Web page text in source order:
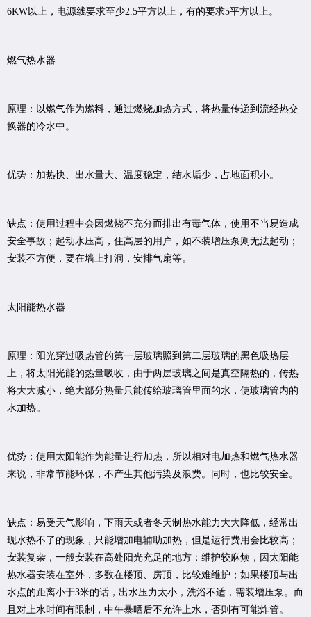
6KW以上，电源线要求至少2.5平方以上，有的要求5平方以上。
燃气热水器
原理：以燃气作为燃料，通过燃烧加热方式，将热量传递到流经热交
换器的冷水中。
优势：加热快、出水量大、温度稳定，结水垢少，占地面积小。
缺点：使用过程中会因燃烧不充分而排出有毒气体，使用不当易造成
安全事故；起动水压高，住高层的用户，如不装增压泵则无法起动；
安装不方便，要在墙上打洞，安排气扇等。
太阳能热水器
原理：阳光穿过吸热管的第一层玻璃照到第二层玻璃的黑色吸热层
上，将太阳光能的热量吸收，由于两层玻璃之间是真空隔热的，传热
将大大减小，绝大部分热量只能传给玻璃管里面的水，使玻璃管内的
水加热。
优势：使用太阳能作为能量进行加热，所以相对电加热和燃气热水器
来说，非常节能环保，不产生其他污染及浪费。同时，也比较安全。
缺点：易受天气影响，下雨天或者冬天制热水能力大大降低，经常出
现水热不了的现象，只能增加电辅助加热，但是运行费用会比较高；
安装复杂，一般安装在高处阳光充足的地方；维护较麻烦，因太阳能
热水器安装在室外，多数在楼顶、房顶，比较难维护；如果楼顶与出
水点的距离小于3米的话，出水压力太小，洗浴不适，需装增压泵。而
且对上水时间有限制，中午暴晒后不允许上水，否则有可能炸管。